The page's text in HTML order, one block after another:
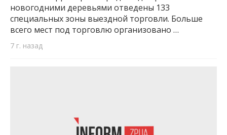
новогодними деревьями отведены 133
специальных зоны выездной торговли. Больше
всего мест под торговлю организовано …
7 г. назад